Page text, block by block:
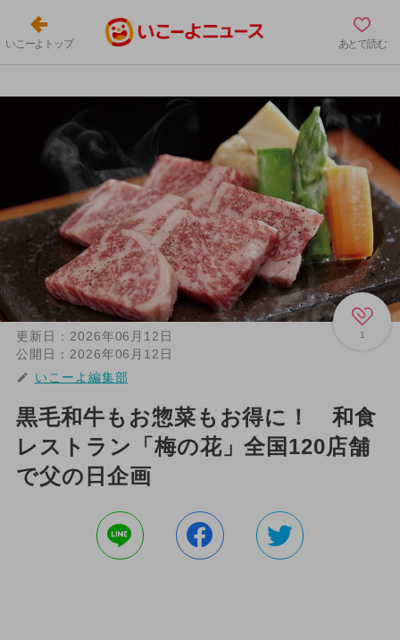
いこーよトップ あとで読む
1
更新日： 2026年06月12日
公開日： 2026年06月12日
いこーよ編集部
黒毛和牛もお惣菜もお得に！ 和食
レストラン「梅の花」全国120店舗
で父の日企画